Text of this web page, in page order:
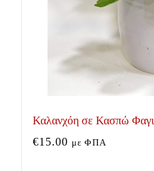
Καλανχόη σε Κασπώ
€15.00 με ΦΠΑ